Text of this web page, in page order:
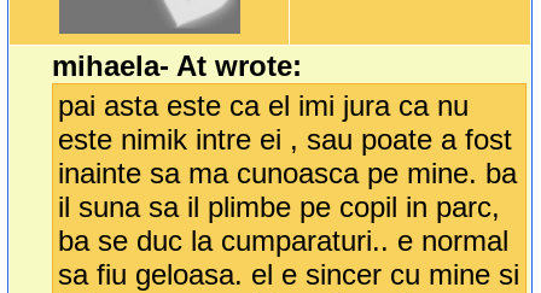
mihaela- At wrote:
pai asta este ca el imi jura ca nu
este nimik intre ei , sau poate a fost
inainte sa ma cunoasca pe mine. ba
il suna sa il plimbe pe copil in parc,
ba se duc la cumparaturi.. e normal
sa fiu geloasa. el e sincer cu mine si